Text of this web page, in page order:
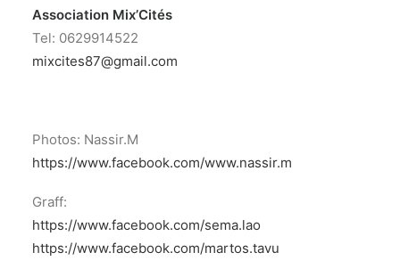
Association Mix’Cités
Tel: 0629914522
mixcites87@gmail.com
Photos: Nassir.M
https://www.facebook.com/www.nassir.m
Graff:
https://www.facebook.com/sema.lao
https://www.facebook.com/martos.tavu